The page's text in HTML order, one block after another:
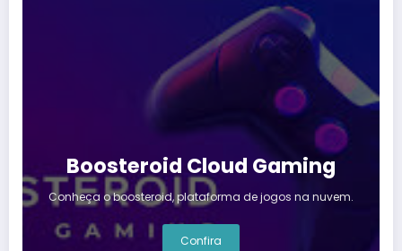
Boosteroid Cloud Gaming
Conheça o boosteroid, plataforma de jogos na nuvem.
Confira